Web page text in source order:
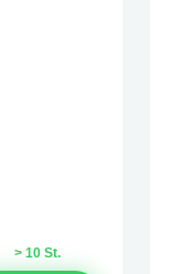
> 10 St.